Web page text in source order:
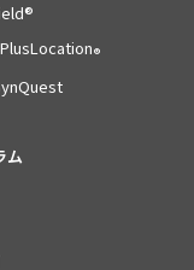
®
ム